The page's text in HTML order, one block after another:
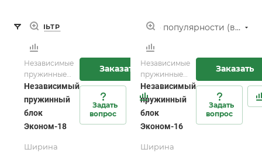
ФИЛЬТР По популярности (возрастание)
Независимые
пружинные
блоки для
матрасов и
мебели
Независимый
пружинный
блок
Эконом-18
Ширина
Заказать
Задать
вопрос
Независимые
пружинные
блоки для
матрасов и
мебели
Независимый
пружинный
блок
Эконом-16
Ширина
Заказать
Задать
вопрос